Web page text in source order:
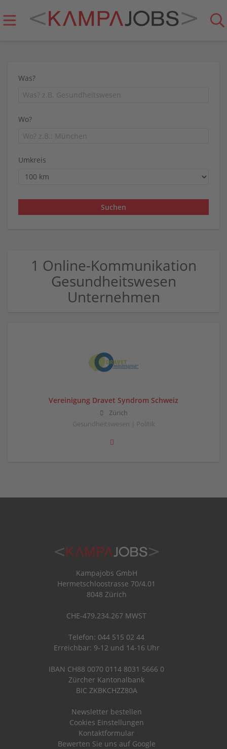
Was?
Wo?
Umkreis
1 Online-Kommunikation
Gesundheitswesen
Unternehmen
Vereinigung Dravet Syndrom Schweiz
Zürich
Gesundheitswesen | Politik
Kampajobs GmbH
Hermetschloostrasse 70/4.01
8048 Zürich
CHE-479.234.267 MWST
Telefon: 044 515 02 44
Erreichbar: 9-12 und 14-16 Uhr
IBAN CH88 0070 0114 8031 5666 0
Zürcher Kantonalbank
BIC ZKBKCHZZ80A
Newsletter bestellen
Cookies Einstellungen
Kontaktformular
Bewerten Sie uns auf Google